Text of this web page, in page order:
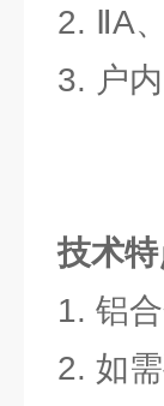
2. ⅡA
3. 户
技术
1. 铝
2. 如